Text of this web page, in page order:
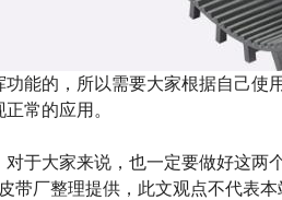
能的，所以需要大家根据自己
常的应用。
大家来说，也一定要做好这两
带厂整理提供，此文观点不代表本